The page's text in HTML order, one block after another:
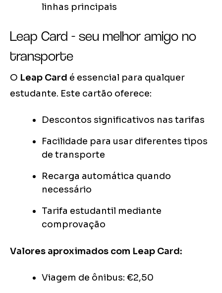
linhas principais
Leap Card - seu melhor amigo no
transporte
O Leap Card é essencial para qualquer
estudante. Este cartão oferece:
Descontos significativos nas tarifas
Facilidade para usar diferentes tipos
de transporte
Recarga automática quando
necessário
Tarifa estudantil mediante
comprovação
Valores aproximados com Leap Card:
Viagem de ônibus: €2,50